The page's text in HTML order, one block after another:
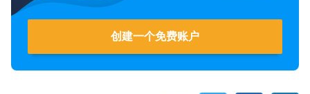
创建一个免费账户